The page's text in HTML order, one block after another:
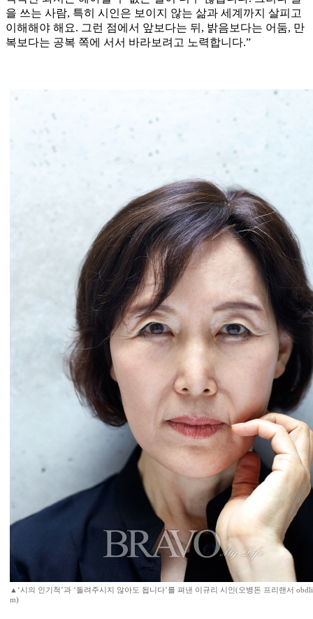
을 쓰는 사람, 특히 시인은 보이지 않는 삶과 세계까지 살피고
이해해야 해요. 그런 점에서 앞보다는 뒤, 밝음보다는 어둠, 만
복보다는 공복 쪽에 서서 바라보려고 노력합니다.”
▲‘시의 인기척’과 ‘돌려주시지 않아도 됩니다’를 펴낸 이규리 시인(오병돈 프리랜서
m)